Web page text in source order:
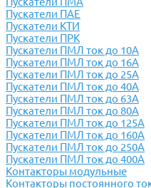
Пускатели ПАЕ
Пускатели КТИ
Пускатели ПРК
Пускатели ПМЛ ток до 10А
Пускатели ПМЛ ток до 16А
Пускатели ПМЛ ток до 25А
Пускатели ПМЛ ток до 40А
Пускатели ПМЛ ток до 63А
Пускатели ПМЛ ток до 80А
Пускатели ПМЛ ток до 125А
Пускатели ПМЛ ток до 160А
Пускатели ПМЛ ток до 250А
Пускатели ПМЛ ток до 400А
Контакторы модульные
Контакторы постоянного